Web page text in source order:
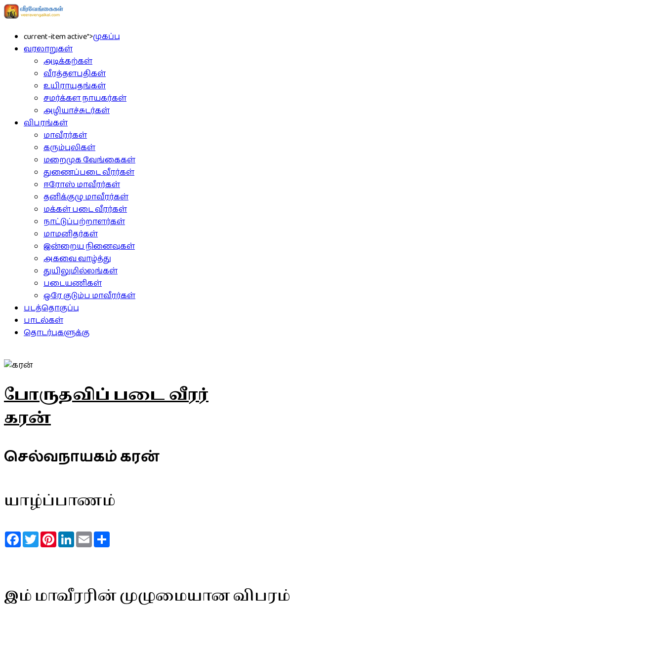
current-item active">முகப்பு
வரலாறுகள்
அடிக்கற்கள்
வீரத்தளபதிகள்
உயிராயுதங்கள்
சமர்க்கள நாயகர்கள்
அழியாச்சுடர்கள்
விபரங்கள்
மாவீரர்கள்
கரும்புலிகள்
மறைமுக வேங்கைகள்
துணைப்படை வீரர்கள்
ஈரோஸ் மாவீரர்கள்
தனிக்குழு மாவீரர்கள்
மக்கள் படை வீரர்கள்
நாட்டுப்பற்றாளர்கள்
மாமனிதர்கள்
இன்றைய நினைவுகள்
அகவை வாழ்த்து
துயிலுமில்லங்கள்
படையணிகள்
ஒரே குடும்ப மாவீரர்கள்
படத்தொகுப்பு
பாடல்கள்
தொடர்புகளுக்கு
போருதவிப் படை வீரர்
கரன்
செல்வநாயகம் கரன்
யாழ்ப்பாணம்
FacebookTwitterPinterestLinkedInEmail
இம் மாவீரரின் முழுமையான விபரம்